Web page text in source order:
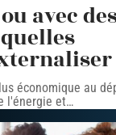
avec
économique au
l'énergie et…